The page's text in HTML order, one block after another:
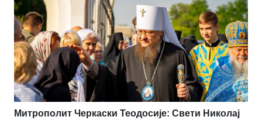
Митрополит Черкаски Теодосије: Свети Николај